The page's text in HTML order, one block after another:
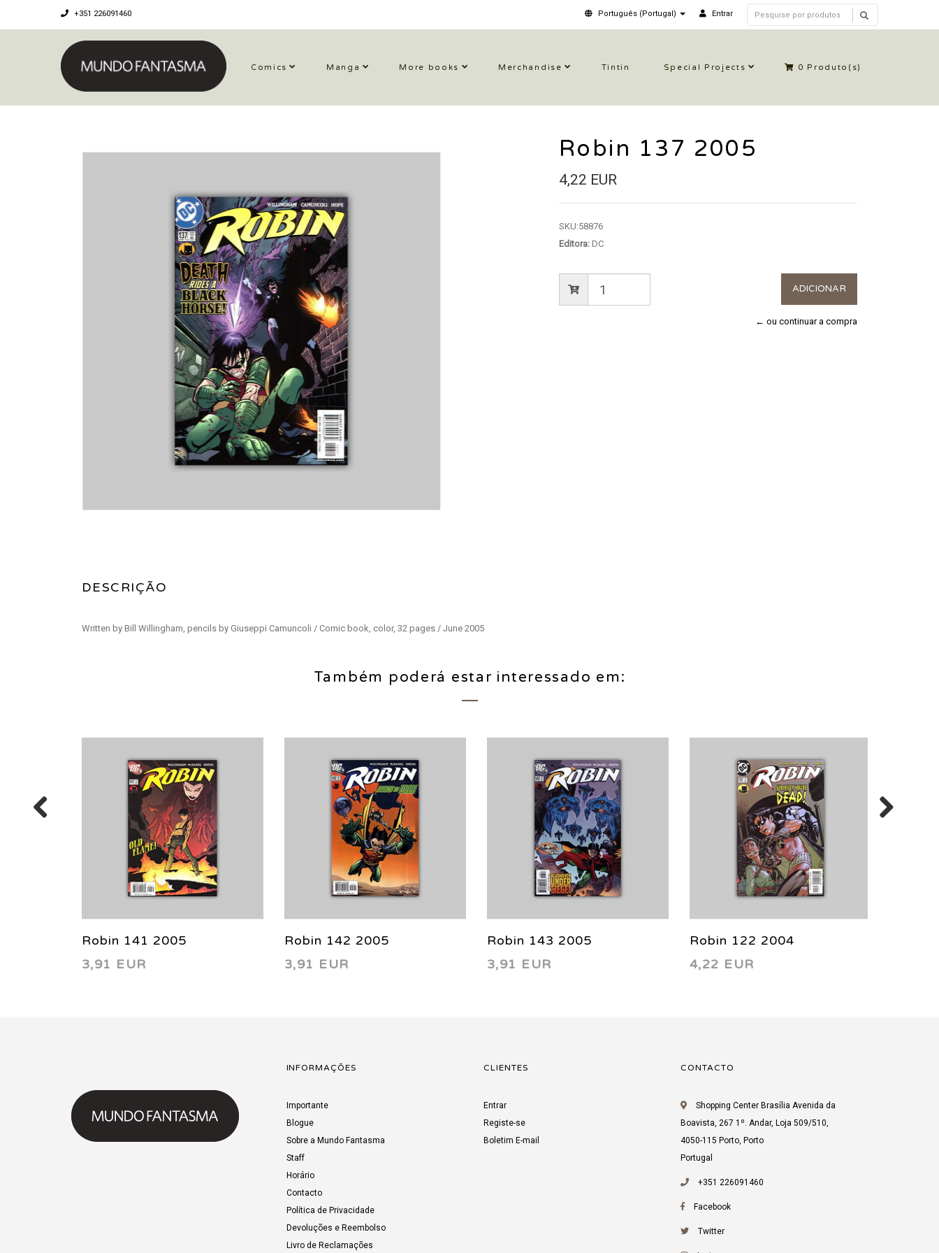
+351 226091460 Português (Portugal) Entrar
Comics Manga More books Merchandise Tintin Special Projects 0 Produto(s)
DESCRIÇÃO
Written by Bill Willingham, pencils by Giuseppi Camuncoli / Comic book, color, 32 pages / June 2005
Robin 137 2005
4,22 EUR
SKU:58876
Editora:DC
← ou continuar a compra
Também poderá estar interessado em:
Robin 141 2005
3,91 EUR
Robin 142 2005
3,91 EUR
Robin 143 2005
3,91 EUR
Robin 122 2004
4,22 EUR
INFORMAÇÕES
Importante
Blogue
Sobre a Mundo Fantasma
Staff
Horário
Contacto
Política de Privacidade
Devoluções e Reembolso
Livro de Reclamações
CLIENTES
Entrar
Registe-se
Boletim E-mail
CONTACTO
Shopping Center Brasília Avenida da
Boavista, 267 1º. Andar, Loja 509/510,
4050-115 Porto, Porto
Portugal
+351 226091460
Facebook
Twitter